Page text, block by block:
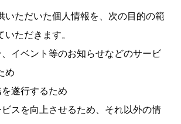
いただいた個人情報を、次の目的の範
いただきます。
め
を遂行するため